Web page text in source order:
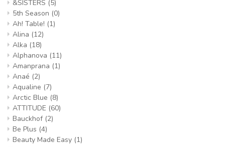
&SISTERS (5)
5th Season (0)
Ah! Table! (1)
Alina (12)
Alka (18)
Alphanova (11)
Amanprana (1)
Anaé (2)
Aqualine (7)
Arctic Blue (8)
ATTITUDE (60)
Bauckhof (2)
Be Plus (4)
Beauty Made Easy (1)